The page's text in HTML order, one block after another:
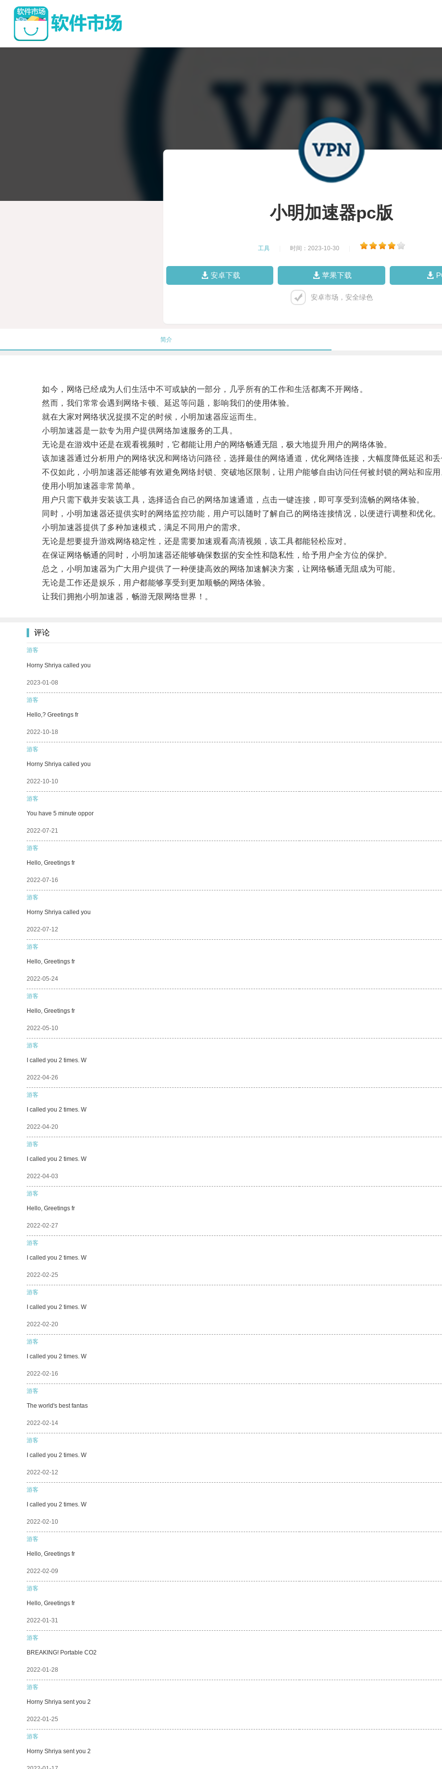
小明加速器pc版
工具 时间：2023-10-30
安卓下载 苹果下载
安卓市场，安全绿色
简介
如今，网络已经成为人们生活中不可或缺的一部分，几乎所有的工作和生活都离不开网络。
然而，我们常常会遇到网络卡顿、延迟等问题，影响我们的使用体验。
就在大家对网络状况捉摸不定的时候，小明加速器应运而生。
小明加速器是一款专为用户提供网络加速服务的工具。
无论是在游戏中还是在观看视频时，它都能让用户的网络畅通无阻，极大地提升用户的网络体验。
该加速器通过分析用户的网络状况和网络访问路径，选择最佳的网络通道，优化网络连接，大幅度降低延迟和丢
不仅如此，小明加速器还能够有效避免网络封锁、突破地区限制，让用户能够自由访问任何被封锁的网站和应用
使用小明加速器非常简单。
用户只需下载并安装该工具，选择适合自己的网络加速通道，点击一键连接，即可享受到流畅的网络体验。
同时，小明加速器还提供实时的网络监控功能，用户可以随时了解自己的网络连接情况，以便进行调整和优化。
小明加速器提供了多种加速模式，满足不同用户的需求。
无论是想要提升游戏网络稳定性，还是需要加速观看高清视频，该工具都能轻松应对。
在保证网络畅通的同时，小明加速器还能够确保数据的安全性和隐私性，给予用户全方位的保护。
总之，小明加速器为广大用户提供了一种便捷高效的网络加速解决方案，让网络畅通无阻成为可能。
无论是工作还是娱乐，用户都能够享受到更加顺畅的网络体验。
让我们拥抱小明加速器，畅游无限网络世界！。
评论
游客
Horny Shriya called you
2023-01-08
游客
Hello,? Greetings fr
2022-10-18
游客
Horny Shriya called you
2022-10-10
游客
You have 5 minute oppor
2022-07-21
游客
Hello, Greetings fr
2022-07-16
游客
Horny Shriya called you
2022-07-12
游客
Hello, Greetings fr
2022-05-24
游客
Hello, Greetings fr
2022-05-10
游客
I called you 2 times. W
2022-04-26
游客
I called you 2 times. W
2022-04-20
游客
I called you 2 times. W
2022-04-03
游客
Hello, Greetings fr
2022-02-27
游客
I called you 2 times. W
2022-02-25
游客
I called you 2 times. W
2022-02-20
游客
I called you 2 times. W
2022-02-16
游客
The world's best fantas
2022-02-14
游客
I called you 2 times. W
2022-02-12
游客
I called you 2 times. W
2022-02-10
游客
Hello, Greetings fr
2022-02-09
游客
Hello, Greetings fr
2022-01-31
游客
BREAKING! Portable CO2
2022-01-28
游客
Horny Shriya sent you 2
2022-01-25
游客
Horny Shriya sent you 2